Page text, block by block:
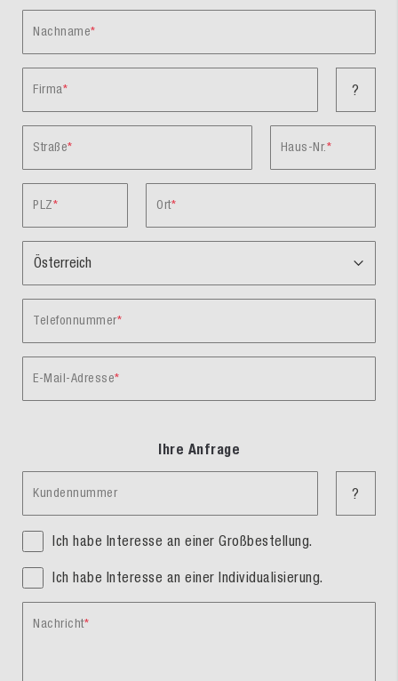
Nachname
Firma ?
Straße Haus-Nr.
PLZ Ort
Telefonnummer
E-Mail-Adresse
Ihre Anfrage
Kundennummer ?
Ich habe Interesse an einer Großbestellung.
Ich habe Interesse an einer Individualisierung.
Nachricht